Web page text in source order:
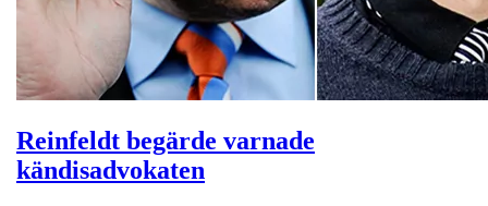
Reinfeldt begärde varnade
kändisadvokaten